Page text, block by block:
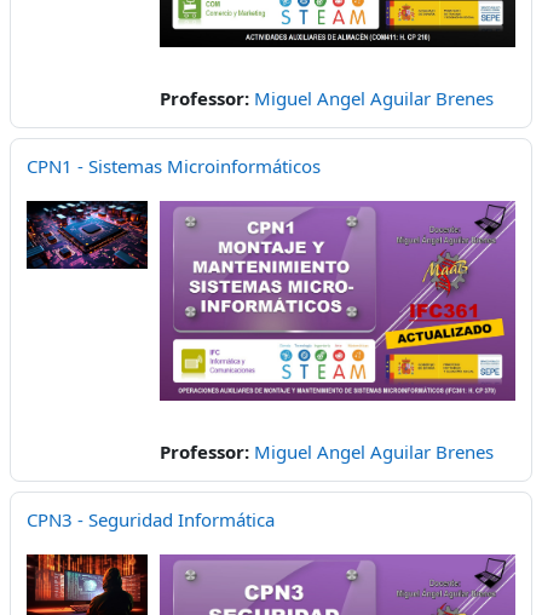
Professor: Miguel Angel Aguilar Brenes
CPN1 - Sistemas Microinformáticos
Professor: Miguel Angel Aguilar Brenes
CPN3 - Seguridad Informática